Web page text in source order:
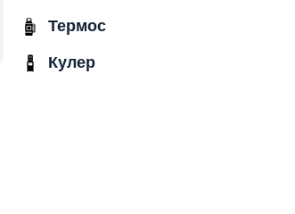
Термос
Кулер